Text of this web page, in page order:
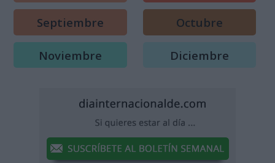
Septiembre Octubre
Noviembre Diciembre